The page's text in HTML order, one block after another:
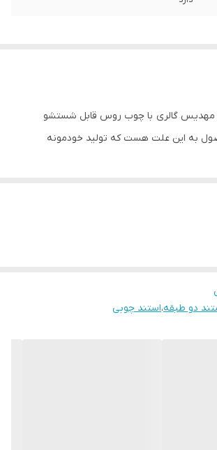
مهدیس گالری با چوب روس قابل شستشو
به این علت هست که تولید خودمونه
دو طبقه،استند چوبی